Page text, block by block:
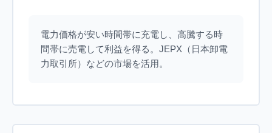
電力価格が安い時間帯に充電し、高騰する時
間帯に売電して利益を得る。JEPX（日本卸電
力取引所）などの市場を活用。